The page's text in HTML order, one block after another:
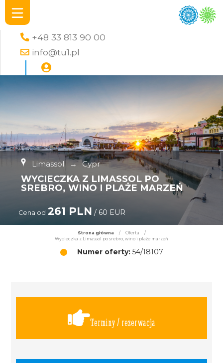
+48 33 813 90 00
info@tu1.pl
Limassol → Cypr
WYCIECZKA Z LIMASSOL PO
SREBRO, WINO I PLAŻE MARZEŃ
Cena od 261 PLN / 60 EUR
Strona główna / Oferta
/
Wycieczka z Limassol po srebro, wino i plaże marzeń
Numer oferty:54/18107
Terminy / rezerwacja